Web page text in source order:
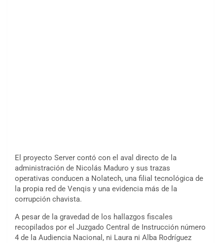
El proyecto Server contó con el aval directo de la
administración de Nicolás Maduro y sus trazas
operativas conducen a Nolatech, una filial tecnológica de
la propia red de Venqis y una evidencia más de la
corrupción chavista.
A pesar de la gravedad de los hallazgos fiscales
recopilados por el Juzgado Central de Instrucción número
4 de la Audiencia Nacional, ni Laura ni Alba Rodríguez